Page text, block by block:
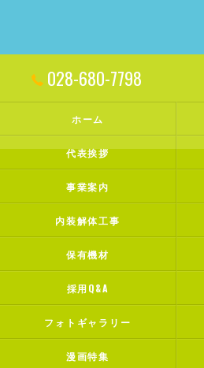
028-680-7798
ホーム
代表挨拶
事業案内
内装解体工事
保有機材
採用Q&A
フォトギャラリー
漫画特集